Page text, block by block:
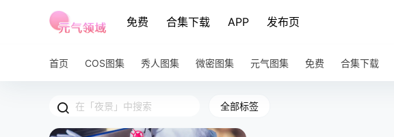
免费 合集下载 APP 发布页
首页 COS图集 秀人图集 微密图集 元气图集 免费 合集下载
全部标签